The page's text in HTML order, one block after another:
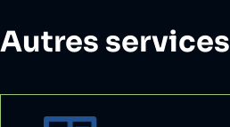
Autres services